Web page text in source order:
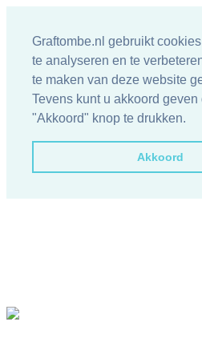
Graftombe.nl gebruikt
te analyseren en te
te maken van deze website
Tevens kunt u akkoord geven
"Akkoord" knop te drukken.
Akkoord